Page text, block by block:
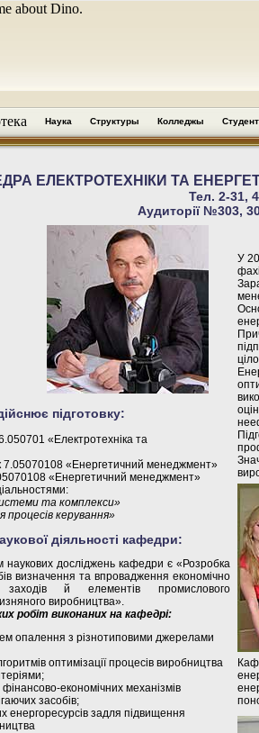
about Dino.
Наука Структуры Колледжы
ЕЛЕКТРОТЕХНІКИ ТА
Тел. 2-31,
Аудиторії №303,
підготовку:
«Електротехніка та
«Енергетичний менеджмент»
«Енергетичний менеджмент»
та комплекси»
керування»
діяльності кафедри:
досліджень кафедри є «Розробка
визначення та впровадження економічно
заходів й елементів промислового
виробництва».
робіт виконаних на кафедрі:
опалення з різнотиповими джерелами
оптимізації процесів виробництва
економічних механізмів
засобів;
енергоресурсів задля підвищення
У